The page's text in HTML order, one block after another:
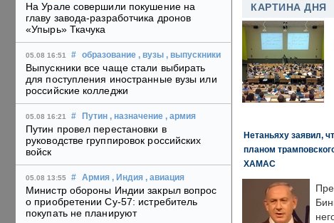
На Урале совершили покушение на
главу завода-разработчика дронов
«Упырь» Ткачука
05.08 16:51 # образование , вузы , выпускники
Выпускники все чаще стали выбирать
для поступления иностранные вузы или
российские колледжи
05.08 16:21 # Путин , назначение , армия
Путин провел перестановки в
руководстве группировок российских
войск
05.08 13:55 # Армия , Индия , авиация
Министр обороны Индии закрыл вопрос
о приобретении Су-57: истребитель
покупать не планируют
КАРТИНА ДНЯ
Нетаньяху заявил,
планом
ХАМАС